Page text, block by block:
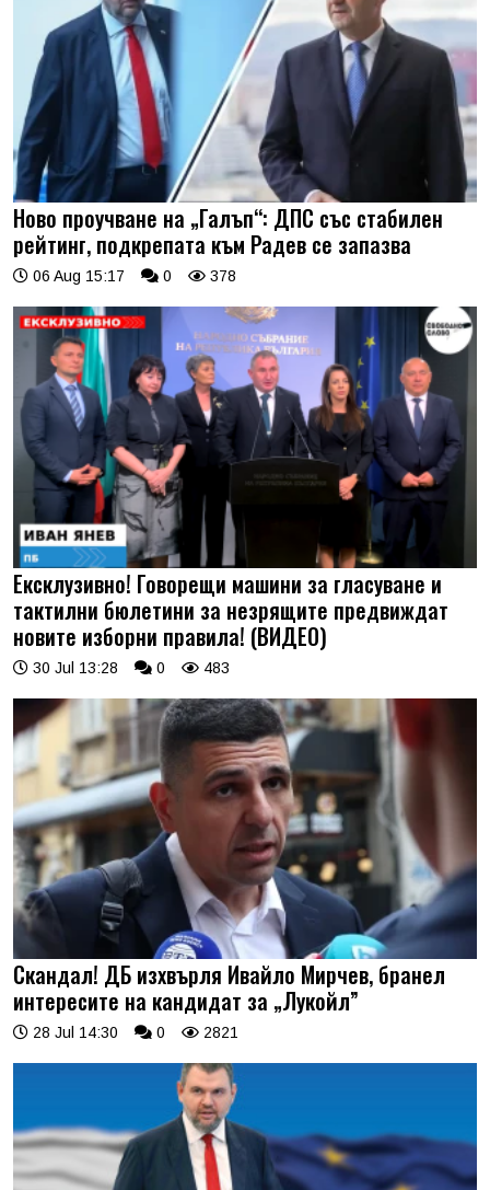
Ново проучване на „Галъп“: ДПС със стабилен
рейтинг, подкрепата към Радев се запазва
06 Aug 15:17 0 378
Ексклузивно! Говорещи машини за гласуване и
тактилни бюлетини за незрящите предвиждат
новите изборни правила! (ВИДЕО)
30 Jul 13:28 0 483
Скандал! ДБ изхвърля Ивайло Мирчев, бранел
интересите на кандидат за „Лукойл”
28 Jul 14:30 0 2821